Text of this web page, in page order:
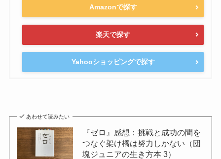
Amazonで探す
楽天で探す
Yahooショッピングで探す
あわせて読みたい
『ゼロ』感想：挑戦と成功の間を
つなぐ架け橋は努力しかない（団
塊ジュニアの生き方本 3）